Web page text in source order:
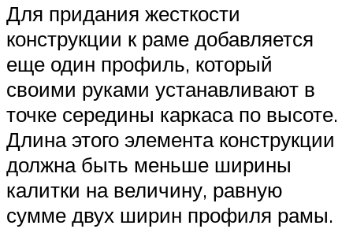
Для придания жесткости
конструкции к раме добавляется
еще один профиль, который
своими руками устанавливают в
точке середины каркаса по высоте.
Длина этого элемента конструкции
должна быть меньше ширины
калитки на величину, равную
сумме двух ширин профиля рамы.